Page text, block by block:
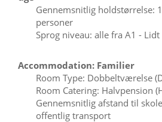
Gennemsnitlig holdstørrelse:
personer
Sprog niveau: alle fra A1 -
Accommodation: Familier
Room Type: Dobbeltværelse
Room Catering: Halvpension
Gennemsnitlig afstand til
offentlig transport